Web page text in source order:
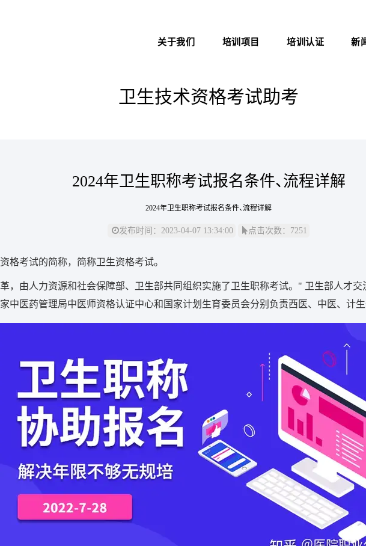
关于我们
业
培训项目
心理治疗师
医务社工师
培训认证
职业化管理理论
新
卫生技术资格考试助考
2024年卫生职称考试报名条件、流程详解
2024年卫生职称考试报名条件、流程详解
发布时间：2023-04-07 13:34:00 点击次数：7251
格考试的简称，简称卫生资格考试。
，由人力资源和社会保障部、卫生部共同组织实施了卫生职称考试。" 卫生部人才
中医药管理局中医师资格认证中心和国家计划生育委员会分别负责西医、中医、计生